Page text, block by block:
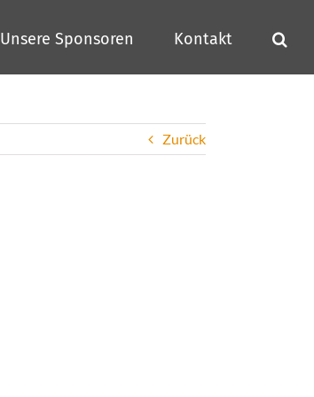
Unsere Sponsoren Kontakt
Zurück